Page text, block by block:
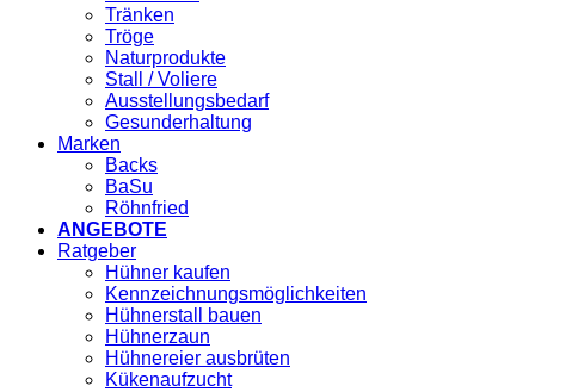
Tränken
Tröge
Naturprodukte
Stall / Voliere
Ausstellungsbedarf
Gesunderhaltung
Marken
Backs
BaSu
Röhnfried
ANGEBOTE
Ratgeber
Hühner kaufen
Kennzeichnungsmöglichkeiten
Hühnerstall bauen
Hühnerzaun
Hühnereier ausbrüten
Kükenaufzucht